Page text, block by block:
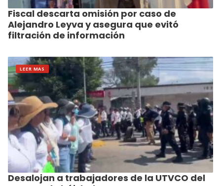
Fiscal descarta omisión por caso de
Alejandro Leyva y asegura que evitó
filtración de información
LEER MAS
Desalojan a trabajadores de la UTVCO del